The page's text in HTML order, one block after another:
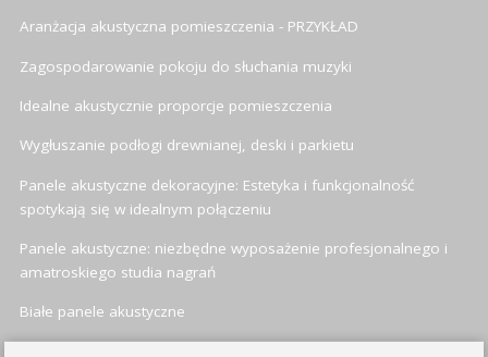
Aranżacja akustyczna pomieszczenia - PRZYKŁAD
Zagospodarowanie pokoju do słuchania muzyki
Idealne akustycznie proporcje pomieszczenia
Wygłuszanie podłogi drewnianej, deski i parkietu
Panele akustyczne dekoracyjne: Estetyka i funkcjonalność
spotykają się w idealnym połączeniu
Panele akustyczne: niezbędne wyposażenie profesjonalnego i
amatroskiego studia nagrań
Białe panele akustyczne